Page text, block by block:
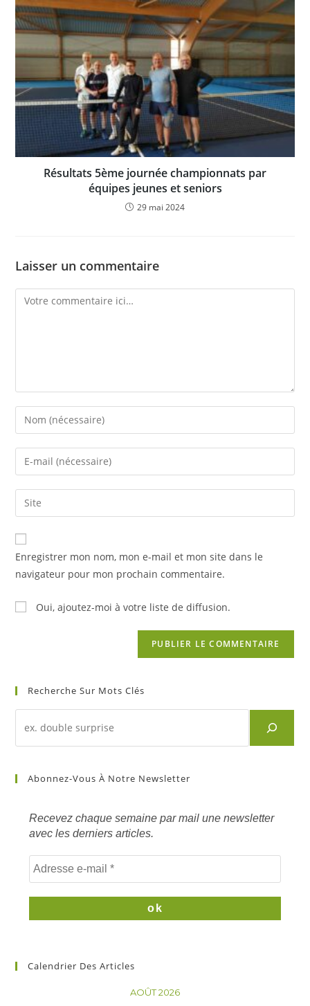
Résultats 5ème journée championnats par
équipes jeunes et seniors
29 mai 2024
Laisser un commentaire
Comment
Enter
your
name
comment
Enter
your
email
address
comment
Saisir
l’URL
de
votre
(facultatif)
Enregistrer mon nom, mon e-mail et mon site dans le
navigateur pour mon prochain commentaire.
Oui, ajoutez-moi à votre liste de diffusion.
Recherche Sur Mots Clés
d'un
mots
Abonnez-Vous À Notre Newsletter
Recevez chaque semaine par mail une newsletter
avec les derniers articles.
Calendrier Des Articles
AOÛT 2026